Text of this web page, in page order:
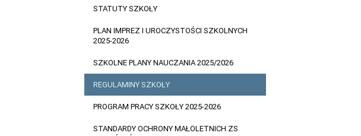
STATUTY SZKOŁY
PLAN IMPREZ I UROCZYSTOŚCI SZKOLNYCH
2025-2026
SZKOLNE PLANY NAUCZANIA 2025/2026
REGULAMINY SZKOŁY
PROGRAM PRACY SZKOŁY 2025-2026
STANDARDY OCHRONY MAŁOLETNICH ZS